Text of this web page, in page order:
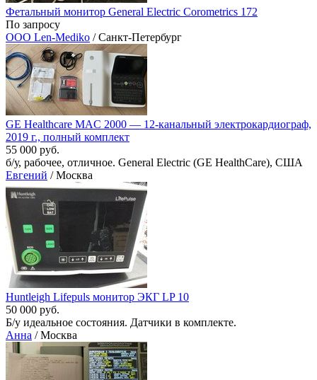
Фетальный монитор General Electric Corometrics 172
По запросу
ООО Len-Mediko / Санкт-Петербург
GE Healthcare MAC 2000 — 12-канальный электрокардиограф,
2019 г., полный комплект
55 000 руб.
б/у, рабочее, отличное. General Electric (GE HealthCare), США
Евгений / Москва
Huntleigh Lifepuls монитор ЭКГ LP 10
50 000 руб.
Б/у идеальное состояния. Датчики в комплекте.
Анна / Москва